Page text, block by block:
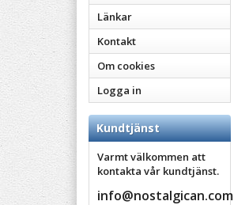
Länkar
Kontakt
Om cookies
Logga in
Kundtjänst
Varmt välkommen att
kontakta vår kundtjänst.
info@nostalgican.com